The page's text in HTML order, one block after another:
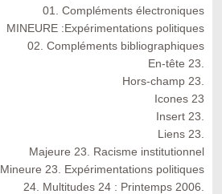
01. Compléments électroniques
MINEURE :Expérimentations politiques
02. Compléments bibliographiques
En-tête 23.
Hors-champ 23.
Icones 23
Insert 23.
Liens 23.
Majeure 23. Racisme institutionnel
Mineure 23. Expérimentations politiques
24. Multitudes 24 : Printemps 2006.